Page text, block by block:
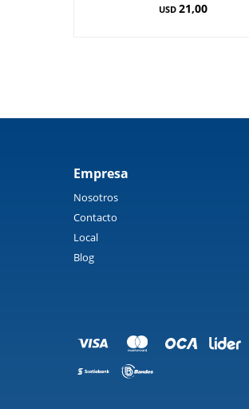
USD 21,00
Empresa
Nosotros
Contacto
Local
Blog